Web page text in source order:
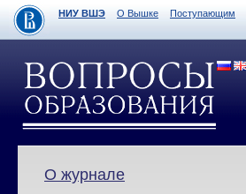
НИУ ВШЭ О Вышке Поступающим
О журнале